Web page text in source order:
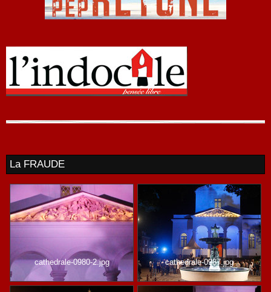
La FRAUDE
cathedrale-0980-2.jpg cathedrale-0987.jpg